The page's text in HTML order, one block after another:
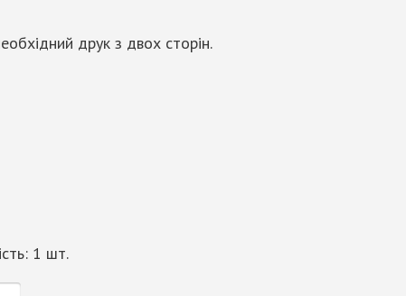
друк з двох сторін.
1 шт.